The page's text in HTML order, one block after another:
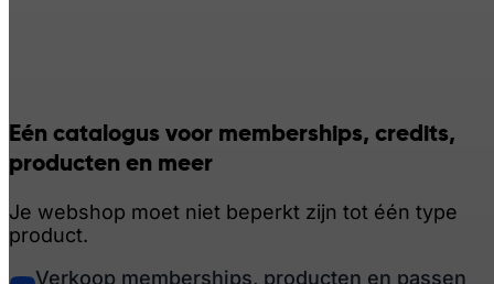
Eén catalogus voor memberships, credits,
producten en meer
Je webshop moet niet beperkt zijn tot één type
product.
Verkoop memberships, producten en passen